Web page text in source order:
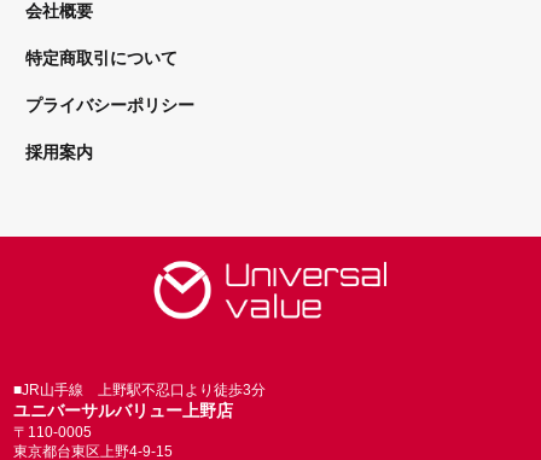
会社概要
特定商取引について
プライバシーポリシー
採用案内
■JR山手線 上野駅不忍口より徒歩3分
ユニバーサルバリュー上野店
〒110-0005
東京都台東区上野4-9-15